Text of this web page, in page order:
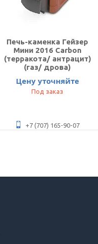
Печь-каменка Гейзер
Мини 2016 Carbon
(терракота/ антрацит)
(газ/ дрова)
Цену уточняйте
Под заказ
+7 (707) 165-90-07